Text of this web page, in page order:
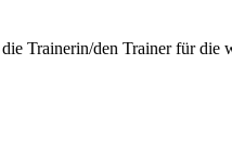
Trainerin/den Trainer für die